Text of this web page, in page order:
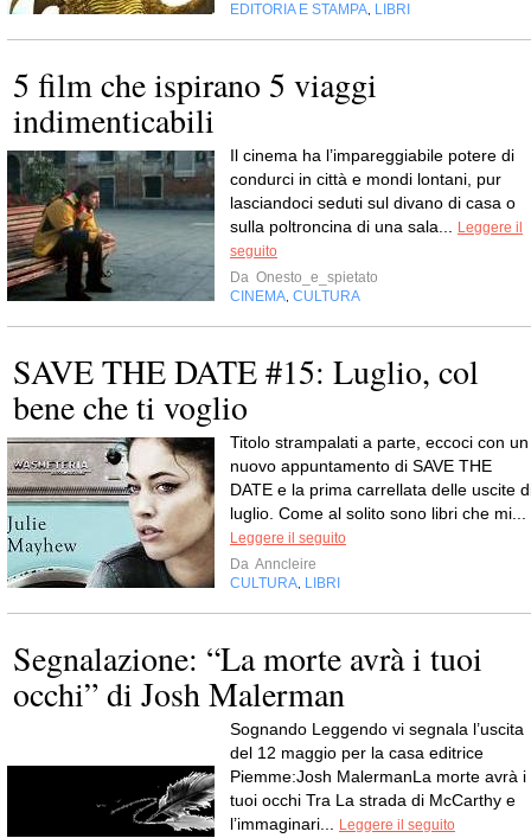
EDITORIA E STAMPA LIBRI
5 film che ispirano 5 viaggi
indimenticabili
Il cinema ha l’impareggiabile potere di
condurci in città e mondi lontani, pur
lasciandoci seduti sul divano di casa o
sulla poltroncina di una sala...
Leggere il
seguito
Da Onesto_e_spietato
CINEMA CULTURA
SAVE THE DATE #15: Luglio, col
bene che ti voglio
Titolo strampalati a parte, eccoci con un
nuovo appuntamento di SAVE THE
DATE e la prima carrellata delle uscite
luglio. Come al solito sono libri che mi...
Leggere il seguito
Da Anncleire
CULTURA LIBRI
Segnalazione: “La morte avrà i tuoi
occhi” di Josh Malerman
Sognando Leggendo vi segnala l’uscita
del 12 maggio per la casa editrice
Piemme:Josh MalermanLa morte avrà i
tuoi occhi Tra La strada di McCarthy e
l’immaginari...
Leggere il seguito